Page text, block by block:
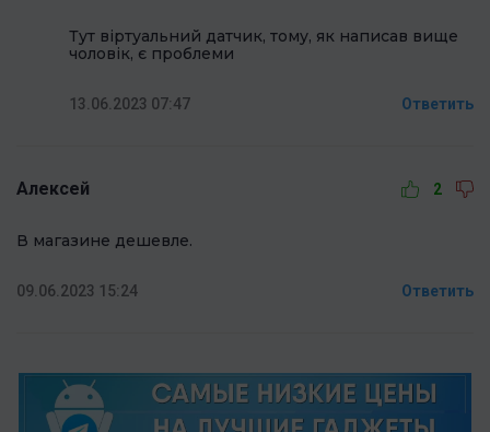
Тут віртуальний датчик, тому, як написав вище
чоловік, є проблеми
13.06.2023 07:47 Ответить
Алексей 2
В магазине дешевле.
09.06.2023 15:24 Ответить